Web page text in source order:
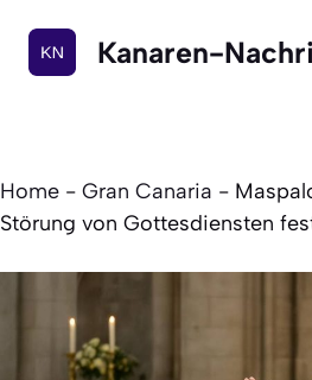
Inhalt
springen
Kanaren-
Home - Gran Canaria -
Störung von Gottesdiensten